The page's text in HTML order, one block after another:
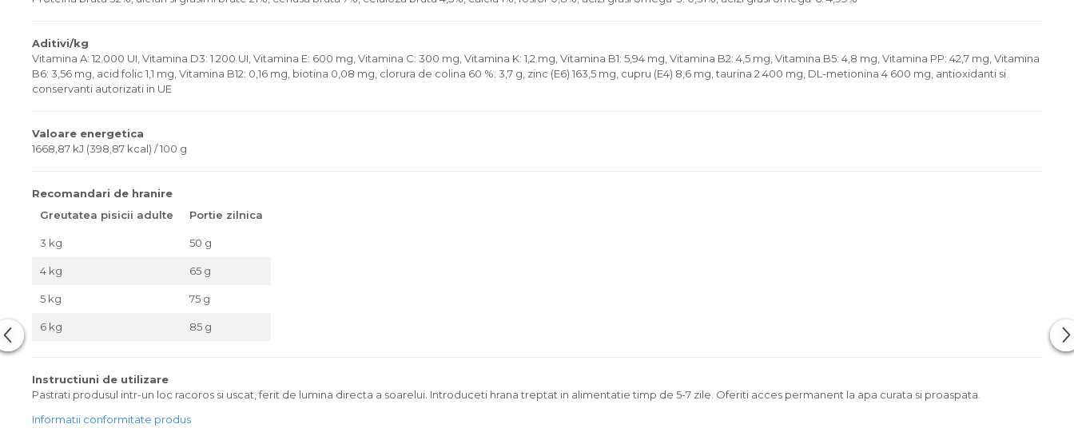
Aditivi/kg
Vitamina A: 12 000 UI, Vitamina D3: 1 200 UI, Vitamina E: 600 mg, Vitamina C: 300 mg, Vitamina K: 1,2 mg, Vitamina B1: 5,94 mg, Vitamina B2: 4,5 mg, Vitamina B5: 4,8 mg, Vitamina PP: 42,7 mg, Vitamina
B6: 3,56 mg, acid folic 1,1 mg, Vitamina B12: 0,16 mg, biotina 0,08 mg, clorura de colina 60 %: 3,7 g, zinc (E6) 163,5 mg, cupru (E4) 8,6 mg, taurina 2 400 mg, DL-metionina 4 600 mg, antioxidanti si
conservanti autorizati in UE
Valoare energetica
1668,87 kJ (398,87 kcal) / 100 g
Recomandari de hranire
Greutatea pisicii adulte
Portie zilnica
3 kg 50 g
4 kg 65 g
5 kg 75 g
6 kg 85 g
Instructiuni de utilizare
Pastrati produsul intr-un loc racoros si uscat, ferit de lumina directa a soarelui. Introduceti hrana treptat in alimentatie timp de 5-7 zile. Oferiti acces permanent la apa curata si proaspata.
Informatii conformitate produs